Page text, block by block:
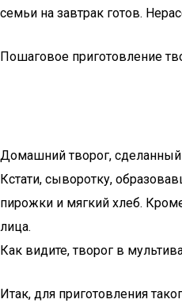
семьи на завтрак готов.
Пошаговое приготовление
Домашний творог, сделанный
Кстати, сыворотку,
пирожки и мягкий хлеб.
лица.
Как видите, творог в
Итак, для приготовления